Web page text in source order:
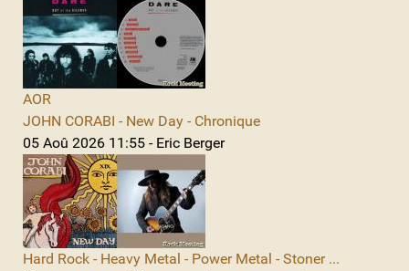
AOR
JOHN CORABI - New Day - Chronique
05 Aoû 2026 11:55 - Eric Berger
Hard Rock - Heavy Metal - Power Metal - Stoner ...